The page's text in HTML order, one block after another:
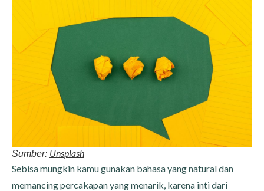
Sumber: Unsplash
Sebisa mungkin kamu gunakan bahasa yang natural dan
memancing percakapan yang menarik, karena inti dari